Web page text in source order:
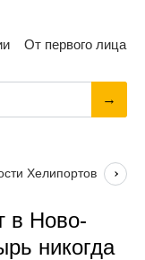
От первого лица
Хелипортов
в Ново-
никогда